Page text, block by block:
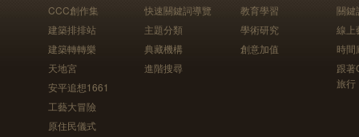
CCC創作集
建築排排站
建築轉轉樂
天地宮
安平追想1661
工藝大冒險
原住民儀式
快速關鍵詞導覽
主題分類
典藏機構
進階搜尋
教育學習
學術研究
創意加值
關鍵
線上
時間
跟
旅行